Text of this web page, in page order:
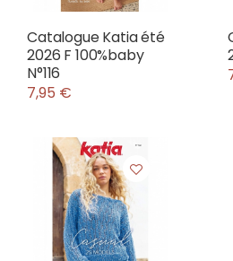
Catalogue Katia été
2026 F 100%baby
N°116
7,95 €